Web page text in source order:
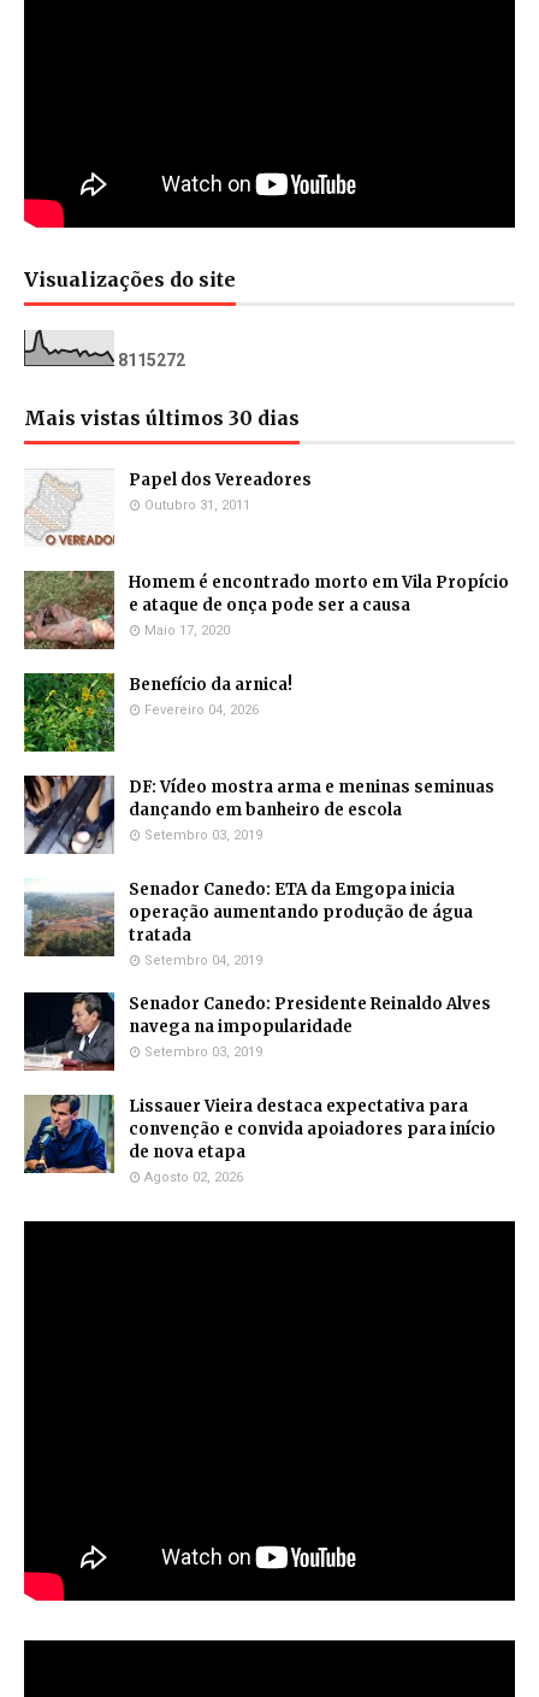
Visualizações do site
81 15272
Mais vistas últimos 30 dias
Papel dos Vereadores
Outubro 31, 2011
Homem é encontrado morto em Vila Propício
e ataque de onça pode ser a causa
Maio 17, 2020
Benefício da arnica!
Fevereiro 04, 2026
DF: Vídeo mostra arma e meninas seminuas
dançando em banheiro de escola
Setembro 03, 2019
Senador Canedo: ETA da Emgopa inicia
operação aumentando produção de água
tratada
Setembro 04, 2019
Senador Canedo: Presidente Reinaldo Alves
navega na impopularidade
Setembro 03, 2019
Lissauer Vieira destaca expectativa para
convenção e convida apoiadores para início
de nova etapa
Agosto 02, 2026